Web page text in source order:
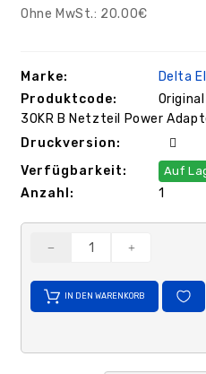
Ohne MwSt.: 20.00€
Marke:
Delta
Produktcode:
30KR B Netzteil Power
Druckversion:
Verfügbarkeit:
Auf
Anzahl: 1
IN DEN WARENKORB